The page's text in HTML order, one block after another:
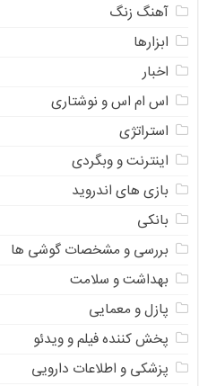
آهنگ زنگ
ابزارها
اخبار
اس ام اس و نوشتاری
استراتژی
اینترنت و وبگردی
بازی های اندروید
بانکی
بررسی و مشخصات گوشی ها
بهداشت و سلامت
پازل و معمایی
پخش کننده فیلم و ویدئو
پزشکی و اطلاعات دارویی